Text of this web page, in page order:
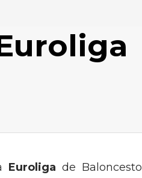
Euroliga de Baloncesto